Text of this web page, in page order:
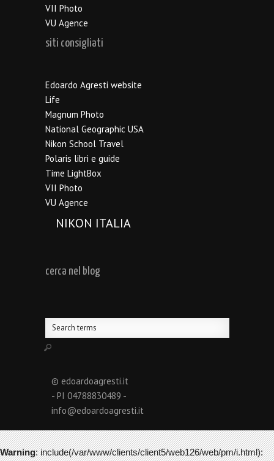
VII Photo
VU Agence
siti consigliati
Edoardo Agresti website
Life
Magnum Photo
National Geographic USA
Nikon School Travel
Polaris libri e guide
Time LightBox
VII Photo
VU Agence
NIKON ITALIA
cerca nel blog
© edoardoagresti.it
- PI 04788830489 -
info@edoardoagresti.it
Warning: include(/var/www/clients/client5/web126/web/pm/i.html):